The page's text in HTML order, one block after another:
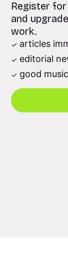
Register
and
work.
articles
editorial
good music